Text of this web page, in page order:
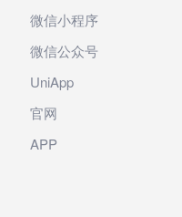
微信小程序
微信公众号
UniApp
官网
APP